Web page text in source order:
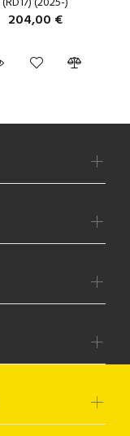
204,00 €